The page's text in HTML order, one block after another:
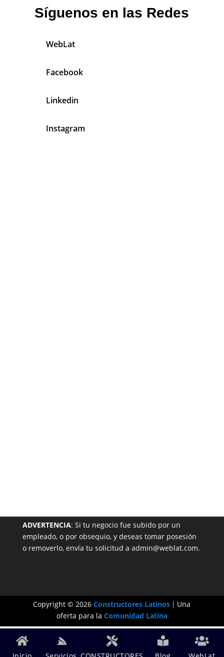
Síguenos en las Redes
WebLat
Facebook
Linkedin
Instagram
ADVERTENCIA: Si tu negocio fue subido por un
empleado, o por obsequio, y deseas tomar posesión
o removerlo, envía tu solicitud a admin@weblat.com.
Copyright © 2026Constructores Latinos | Una
oferta para la Comunidad Latina